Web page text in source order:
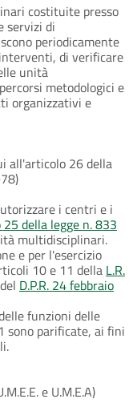
costituite presso
servizi di
periodicamente
di verificare
unità
metodologici e
organizzativi e
all'articolo 26 della
i centri e i
della legge n. 833
multidisciplinari.
e per l'esercizio
10 e 11 della L.R.
D.P.R. 24 febbraio
funzioni delle
sono parificate, ai fini
e U.M.E.A)